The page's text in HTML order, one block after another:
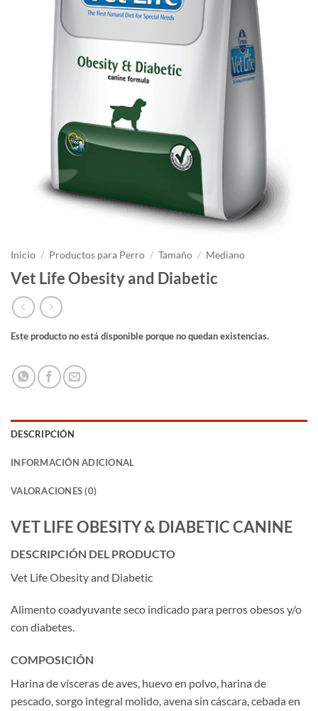
Inicio / Productos para Perro / Tamaño / Mediano
Vet Life Obesity and Diabetic
Este producto no está disponible porque no quedan existencias.
DESCRIPCIÓN
INFORMACIÓN ADICIONAL
VALORACIONES (0)
VET LIFE OBESITY & DIABETIC CANINE
DESCRIPCIÓN DEL PRODUCTO
Vet Life Obesity and Diabetic
Alimento coadyuvante seco indicado para perros obesos y/o
con diabetes.
COMPOSICIÓN
Harina de vísceras de aves, huevo en polvo, harina de
pescado, sorgo integral molido, avena sin cáscara, cebada en